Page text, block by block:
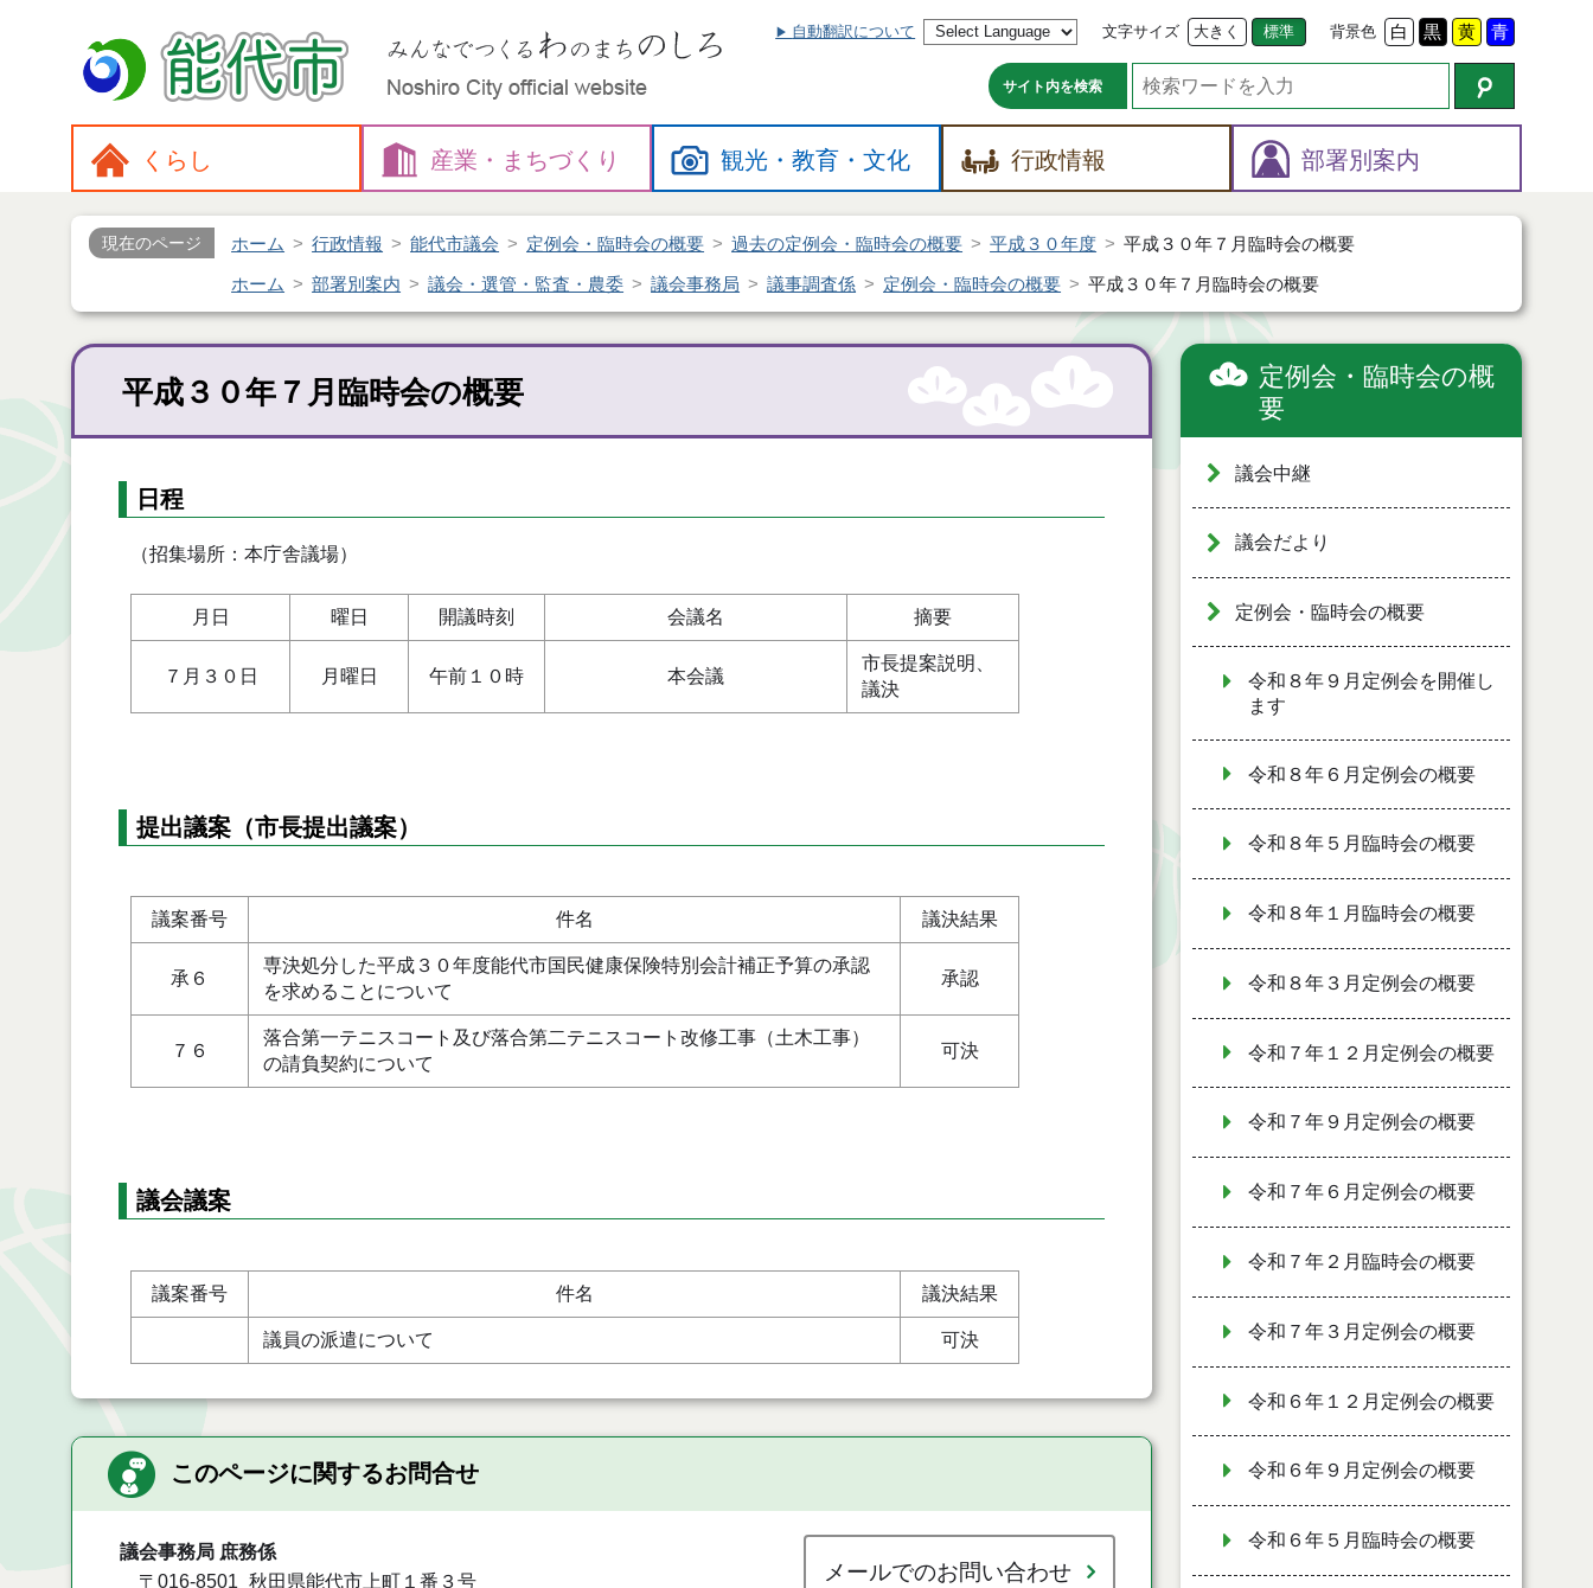
自動翻訳について 文字サイズ 大きく 標準 背景色 白 黒 黄 青
サイト内を検索
くらし 産業・ まちづくり 観光・教育・文化 行政情報 部署別案内
現在のページ ホーム 行政情報 能代市議会 定例会・臨時会の概要 過去の定例会・臨時会の概要 平成３０年度 平成３０年７月臨時会の概要
ホーム 部署別案内 議会・選管・監査・農委 議会事務局 議事調査係 定例会・臨時会の概要 平成３０年７月臨時会の概要
平成３０年７月臨時会の概要
日程
（招集場所：本庁舎議場）
月日 曜日 開議時刻 会議名 摘要
７月３０日 月曜日 午前１０時 本会議
市長提案説明、
議決
提出議案（市長提出議案）
議案番号 件名 議決結果
承６
専決処分した平成３０年度能代市国民健康保険特別会計補正予算の承認
を求めることについて
承認
７６
落合第一テニスコート及び落合第二テニスコート改修工事（土木工事）
の請負契約について
可決
議会議案
議案番号 件名 議決結果
議員の派遣について 可決
このページに関するお問合せ
議会事務局 庶務係
〒016-8501
秋田県能代市上町１番３号
メールでのお問い合わせ
定例会・臨時会の概
要
議会中継
議会だより
定例会・臨時会の概要
令和８年９月定例会を開催し
ます
令和８年６月定例会の概要
令和８年５月臨時会の概要
令和８年１月臨時会の概要
令和８年３月定例会の概要
令和７年１２月定例会の概要
令和７年９月定例会の概要
令和７年６月定例会の概要
令和７年２月臨時会の概要
令和７年３月定例会の概要
令和６年１２月定例会の概要
令和６年９月定例会の概要
令和６年５月臨時会の概要